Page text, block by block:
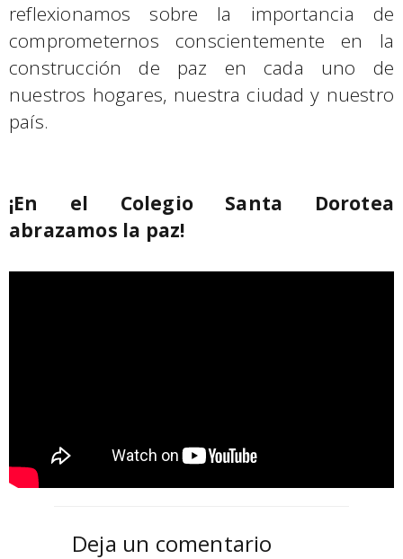
reflexionamos sobre la importancia de
comprometernos conscientemente en la
construcción de paz en cada uno de
nuestros hogares, nuestra ciudad y nuestro
país.
¡En el Colegio Santa Dorotea
abrazamos la paz!
Deja un comentario